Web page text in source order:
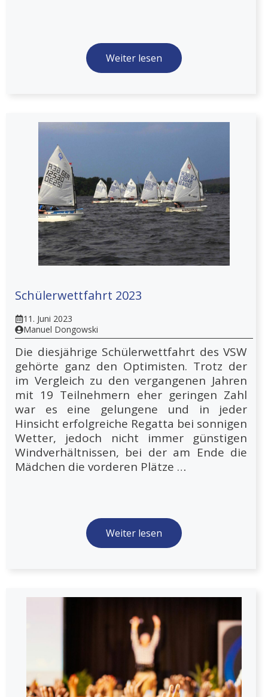
Weiter lesen
Schülerwettfahrt 2023
11. Juni 2023
Manuel Dongowski
Die diesjährige Schülerwettfahrt des VSW
gehörte ganz den Optimisten. Trotz der
im Vergleich zu den vergangenen Jahren
mit 19 Teilnehmern eher geringen Zahl
war es eine gelungene und in jeder
Hinsicht erfolgreiche Regatta bei sonnigen
Wetter, jedoch nicht immer günstigen
Windverhältnissen, bei der am Ende die
Mädchen die vorderen Plätze …
Weiter lesen